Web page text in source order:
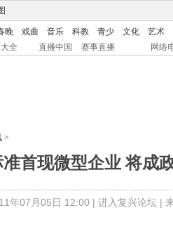
晚 戏曲 音乐 科教 青少 文化
艺术
全 直播中国 赛事直播 网络
>
首现微型企业 将成
年07月05日 12:00 | 进入复兴论坛|